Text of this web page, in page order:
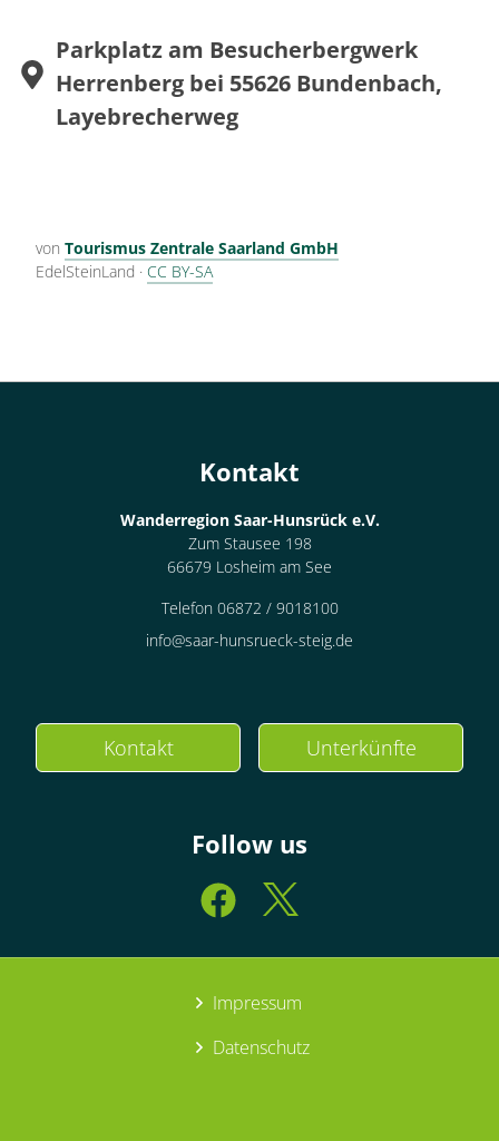
Tagesaktueller Fahrplan unter www.rnn.info
Parkplatz am Besucherbergwerk
Herrenberg bei 55626 Bundenbach,
Layebrecherweg
von Tourismus Zentrale Saarland GmbH
EdelSteinLand · CC BY-SA
Kontakt
Wanderregion Saar-Hunsrück e.V.
Zum Stausee 198
66679 Losheim am See
Telefon 06872 / 9018100
info@saar-hunsrueck-steig.de
Kontakt Unterkünfte
Follow us
Impressum
Datenschutz